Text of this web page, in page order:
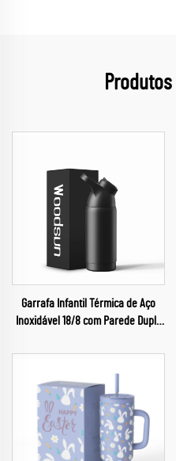
Garrafa Infantil Térmica de Aço
Inoxidável 18/8 com Parede Dupla